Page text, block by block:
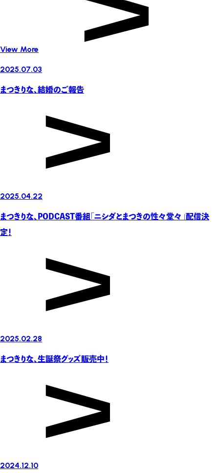
View More
2025.07.03
まつきりな、結婚のご報告
2025.04.22
まつきりな、PODCAST番組「ニシダとまつきの性々堂々」配信決
定！
2025.02.28
まつきりな、生誕祭グッズ販売中！
2024.12.10